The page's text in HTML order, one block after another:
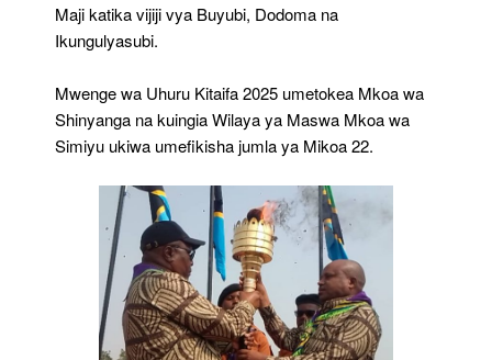
Maji katika vijiji vya Buyubi, Dodoma na
Ikungulyasubi.
Mwenge wa Uhuru Kitaifa 2025 umetokea Mkoa wa
Shinyanga na kuingia Wilaya ya Maswa Mkoa wa
Simiyu ukiwa umefikisha jumla ya Mikoa 22.